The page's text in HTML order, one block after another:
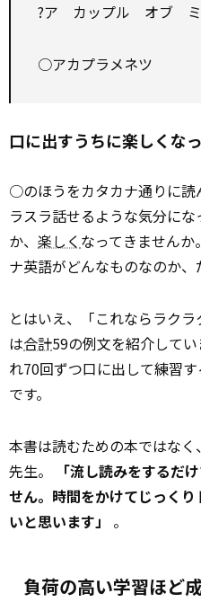
?ア カップル オブ ミ
○アカプラメネツ
口に出すうちに楽しくな
○のほうをカタカナ通りに読
ラスラ話せるような気分に
か、 楽しく なってきません
ナ英語がどんなものなのか、
とはいえ、「これならラク
は合計59の例文を紹介して
れ70回ずつ口に出して練習
です。
本書は読むための本ではな
先生。
「流し読みをするだ
せん。時間をかけてじっく
いと思います」
。
負荷の高い学習ほど